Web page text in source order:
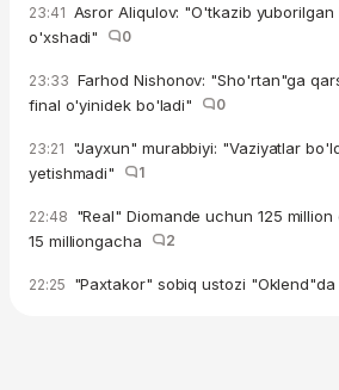
23:41 Asror Aliqulov: "O'tkazib
o'xshadi"
0
23:33 Farhod Nishonov: "Sho'rtan"ga
final o'yinidek bo'ladi"
0
23:21 "Jayxun" murabbiyi: "Vaziyatlar
yetishmadi"
1
22:48 "Real" Diomande uchun 125
15 milliongacha
2
22:25 "Paxtakor" sobiq ustozi